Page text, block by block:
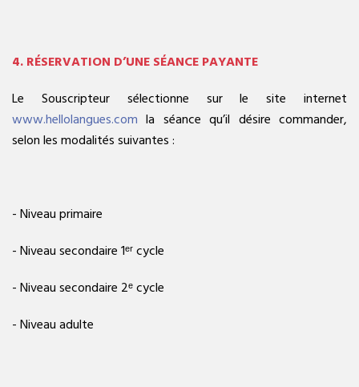
4. RÉSERVATION D’UNE SÉANCE PAYANTE
Le Souscripteur sélectionne sur le site internet
www.hellolangues.com la séance qu’il désire commander,
selon les modalités suivantes :
- Niveau primaire
- Niveau secondaire 1ᵉʳ cycle
- Niveau secondaire 2ᵉ cycle
- Niveau adulte